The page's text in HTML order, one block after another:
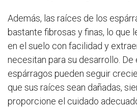
Además, las raíces de los
bastante fibrosas y finas, lo que
en el suelo con facilidad y
necesitan para su desarrollo. De
espárragos pueden seguir
que sus raíces sean dañadas,
proporcione el cuidado